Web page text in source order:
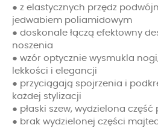
● z elastycznych przędz
jedwabiem poliamidowym
● doskonale łączą efektowny
noszenia
● wzór optycznie wysmukla
lekkości i elegancji
● przyciągają spojrzenia i
każdej stylizacji
● płaski szew, wydzielona część
● brak wydzielonej części